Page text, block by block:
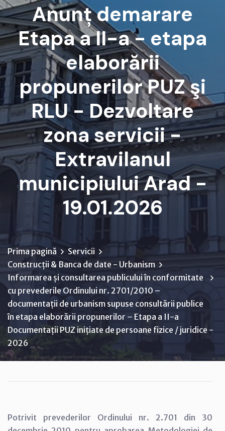
Anunț demarare
Etapa a II-a - etapa
elaborării
propunerilor PUZ şi
RLU - Dezvoltare
zona servicii -
Extravilanul
municipiului Arad -
19.01.2026
Prima pagină
Servicii
Construcții & Banca de date - Urbanism
Informarea și consultarea publicului în conformitate
cu prevederile Ordinului nr. 2701/2010 –
documentații de urbanism supuse consultării publice
în etapa elaborării propunerilor – Etapa a II-a
Documentații PUZ inițiate de persoane fizice / juridice -
2026
Potrivit prevederilor Ordinului nr. 2.701 din 30